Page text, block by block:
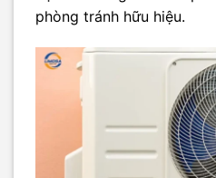
phòng tránh hữu hiệu.